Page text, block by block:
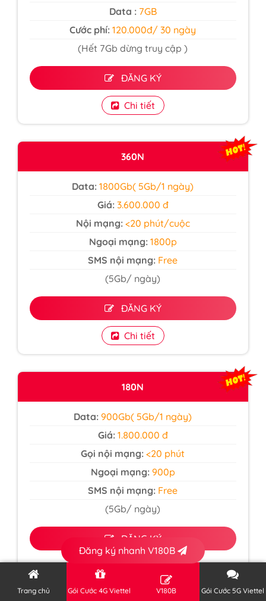
Data :7GB
Cước phí:120.000đ/ 30 ngày
(Hết 7Gb dừng truy cập )
ĐĂNG KÝ
Chi tiết
360N
Data: 1800Gb( 5Gb/1 ngày)
Giá: 3.600.000 đ
Nội mạng: <20 phút/cuộc
Ngoại mạng: 1800p
SMS nội mạng: Free
(5Gb/ ngày)
ĐĂNG KÝ
Chi tiết
180N
Data: 900Gb( 5Gb/1 ngày)
Giá: 1.800.000 đ
Gọi nội mạng:<20 phút
Ngoại mạng: 900p
SMS nội mạng: Free
(5Gb/ ngày)
ĐĂNG KÝ
Chi tiết
Trang chủ Gói Cước 4G Viettel
Đăng ký nhanh V180B
V180B Gói Cước 5G Viettel